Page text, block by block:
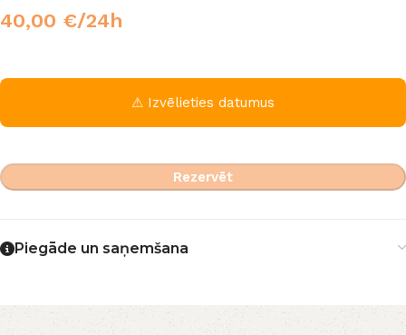
40,00 €/24h
⚠ Izvēlieties datumus
Rezervēt
Piegāde un saņemšana